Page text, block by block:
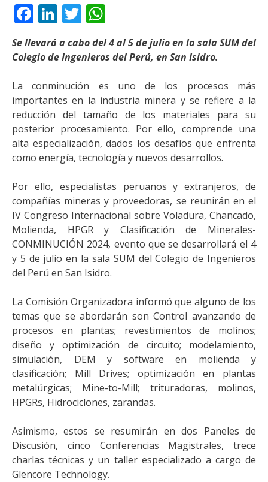
Facebook
LinkedIn
Twitter
Se llevará a cabo del 4 al 5 de julio en la sala SUM del
Colegio de Ingenieros del Perú, en San Isidro.
La conminución es uno de los procesos más
importantes en la industria minera y se refiere a la
reducción del tamaño de los materiales para su
posterior procesamiento. Por ello, comprende una
alta especialización, dados los desafíos que enfrenta
como energía, tecnología y nuevos desarrollos.
Por ello, especialistas peruanos y extranjeros, de
compañías mineras y proveedoras, se reunirán en el
IV Congreso Internacional sobre Voladura, Chancado,
Molienda, HPGR y Clasificación de Minerales-
CONMINUCIÓN 2024, evento que se desarrollará el 4
y 5 de julio en la sala SUM del Colegio de Ingenieros
del Perú en San Isidro.
La Comisión Organizadora informó que alguno de los
temas que se abordarán son Control avanzando de
procesos en plantas; revestimientos de molinos;
diseño y optimización de circuito; modelamiento,
simulación, DEM y software en molienda y
clasificación; Mill Drives; optimización en plantas
metalúrgicas; Mine-to-Mill; trituradoras, molinos,
HPGRs, Hidrociclones, zarandas.
Asimismo, estos se resumirán en dos Paneles de
Discusión, cinco Conferencias Magistrales, trece
charlas técnicas y un taller especializado a cargo de
Glencore Technology.